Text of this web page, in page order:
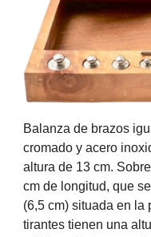
Balanza de brazos
cromado y acero
altura de 13 cm.
cm de longitud, que
(6,5 cm) situada en la
tirantes tienen una